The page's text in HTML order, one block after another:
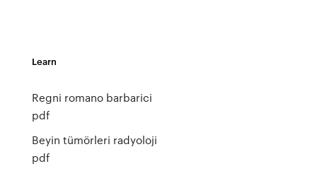
Learn
Regni romano barbarici
pdf
Beyin tümörleri radyoloji
pdf